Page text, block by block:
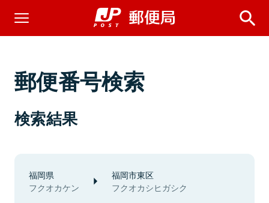
郵便番号検索
検索結果
福岡県
フクオカケン
福岡市東区
フクオカシヒガシク